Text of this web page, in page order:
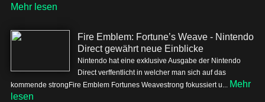
Mehr lesen
Fire Emblem: Fortune’s Weave - Nintendo
Direct gewährt neue Einblicke
Nintendo hat eine exklusive Ausgabe der Nintendo
Direct verffentlicht in welcher man sich auf das
kommende strongFire Emblem Fortunes Weavestrong fokussiert u... Mehr
lesen